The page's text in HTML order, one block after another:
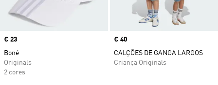
Price
€ 23
Boné
Originals
2 cores
Price
€ 40
CALÇÕES DE GANGA LARGOS
Criança Originals